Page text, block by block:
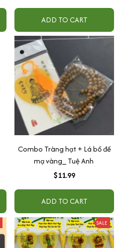
ADD TO CART
Combo Tràng hạt + Lá bồ đề
mạ vàng_ Tuệ Anh
$11.99
ADD TO CART
SALE